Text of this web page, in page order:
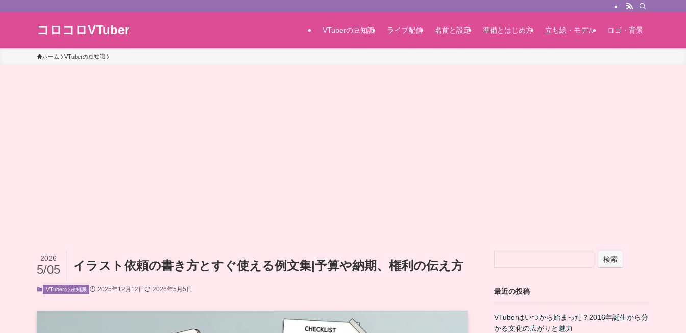
コロコロVTuber VTuberの豆知識 ライブ配信 名前と設定 準備とはじめ方 立ち絵・モデル ロゴ・背景
ホーム VTuberの豆知識
イラスト依頼の書き方とすぐ使える例文集|予算や納期、権利の伝え方
2026
5/05
VTuberの豆知識 2025年12月12日 2026年5月5日
検索
最近の投稿
VTuberはいつから始まった？2016年誕生から分
かる文化の広がりと魅力